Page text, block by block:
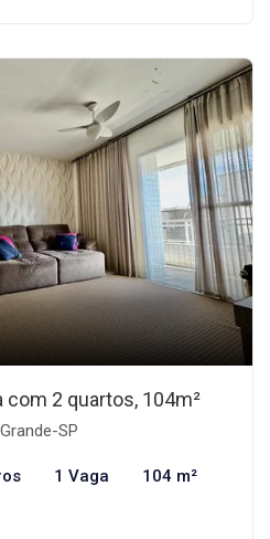
com 2 quartos, 104m²
SP
1 Vaga 104 m²